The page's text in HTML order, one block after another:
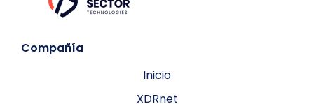
Compañía
Inicio
XDRnet